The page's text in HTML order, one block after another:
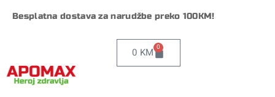
Besplatna dostava za narudžbe preko 100KM!
0 KM 0